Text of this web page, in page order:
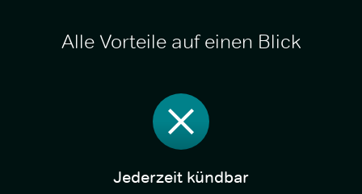
Alle Vorteile auf einen Blick
Jederzeit kündbar